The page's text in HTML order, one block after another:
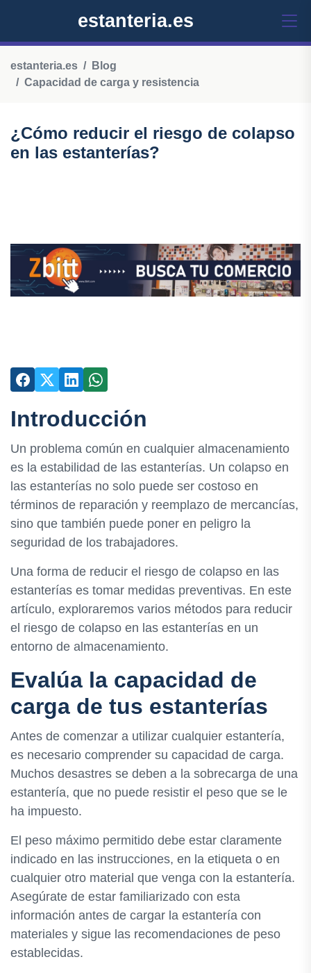
estanteria.es
estanteria.es
Blog
Capacidad de carga y resistencia
¿Cómo reducir el riesgo de colapso
en las estanterías?
Introducción
Un problema común en cualquier almacenamiento
es la estabilidad de las estanterías. Un colapso en
las estanterías no solo puede ser costoso en
términos de reparación y reemplazo de mercancías,
sino que también puede poner en peligro la
seguridad de los trabajadores.
Una forma de reducir el riesgo de colapso en las
estanterías es tomar medidas preventivas. En este
artículo, exploraremos varios métodos para reducir
el riesgo de colapso en las estanterías en un
entorno de almacenamiento.
Evalúa la capacidad de
carga de tus estanterías
Antes de comenzar a utilizar cualquier estantería,
es necesario comprender su capacidad de carga.
Muchos desastres se deben a la sobrecarga de una
estantería, que no puede resistir el peso que se le
ha impuesto.
El peso máximo permitido debe estar claramente
indicado en las instrucciones, en la etiqueta o en
cualquier otro material que venga con la estantería.
Asegúrate de estar familiarizado con esta
información antes de cargar la estantería con
materiales y sigue las recomendaciones de peso
establecidas.